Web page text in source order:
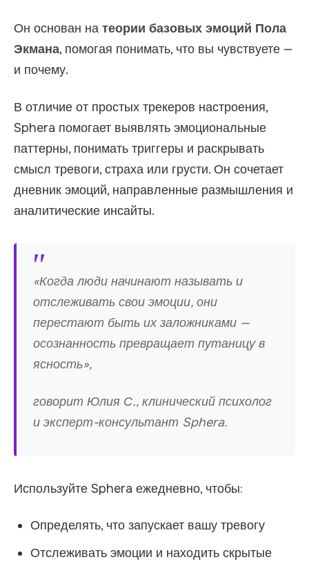
Он основан на теории базовых эмоций Пола
Экмана, помогая понимать, что вы чувствуете —
и почему.
В отличие от простых трекеров настроения,
Sphera помогает выявлять эмоциональные
паттерны, понимать триггеры и раскрывать
смысл тревоги, страха или грусти. Он сочетает
дневник эмоций, направленные размышления и
аналитические инсайты.
«Когда люди начинают называть и
отслеживать свои эмоции, они
перестают быть их заложниками —
осознанность превращает путаницу в
ясность»,
говорит Юлия С., клинический психолог
и эксперт-консультант Sphera.
Используйте Sphera ежедневно, чтобы:
Определять, что запускает вашу тревогу
Отслеживать эмоции и находить скрытые